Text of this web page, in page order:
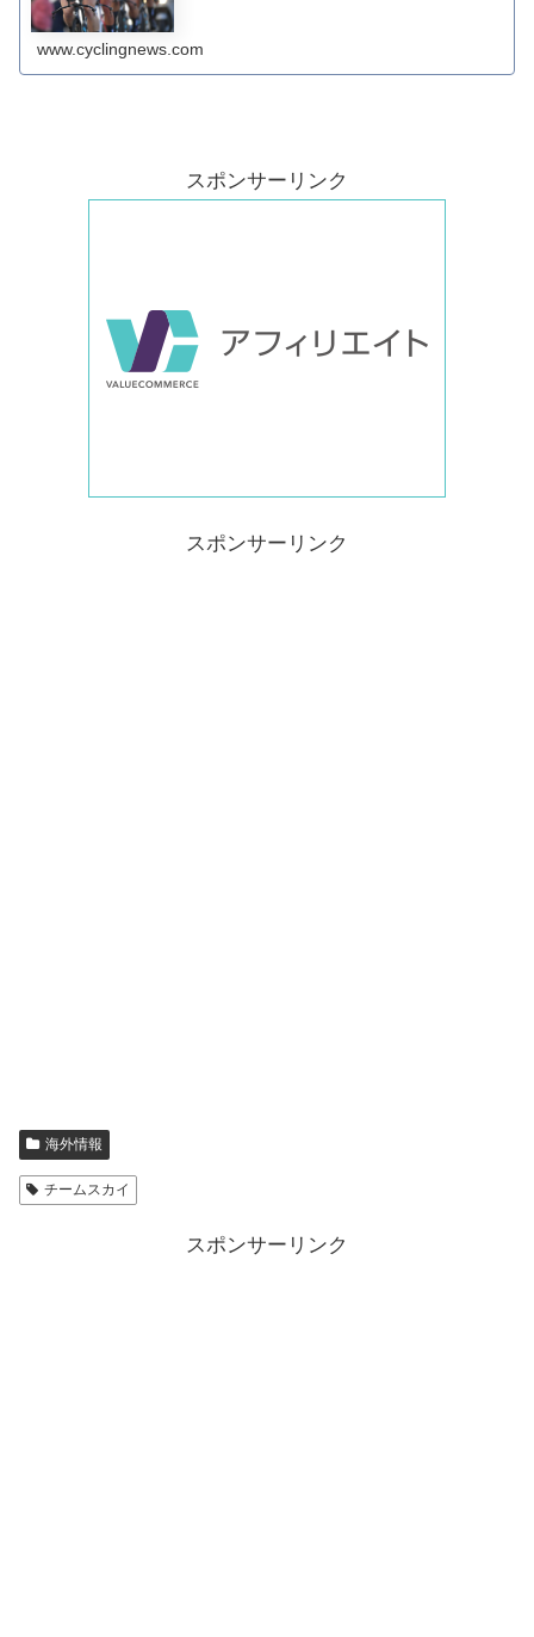
www.cyclingnews.com
スポンサーリンク
スポンサーリンク
海外情報
チームスカイ
スポンサーリンク